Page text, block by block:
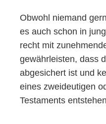
Obwohl niemand
es auch schon in
recht mit
gewährleisten, dass
abgesichert ist und
eines zweideutigen
Testaments